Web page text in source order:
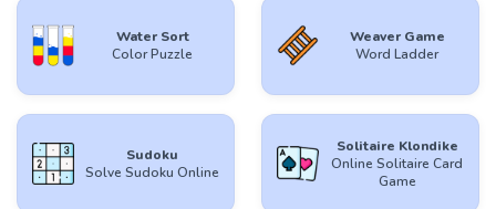
Water Sort
Color Puzzle
Weaver Game
Word Ladder
Sudoku
Solve Sudoku Online
Solitaire Klondike
Online Solitaire Card
Game